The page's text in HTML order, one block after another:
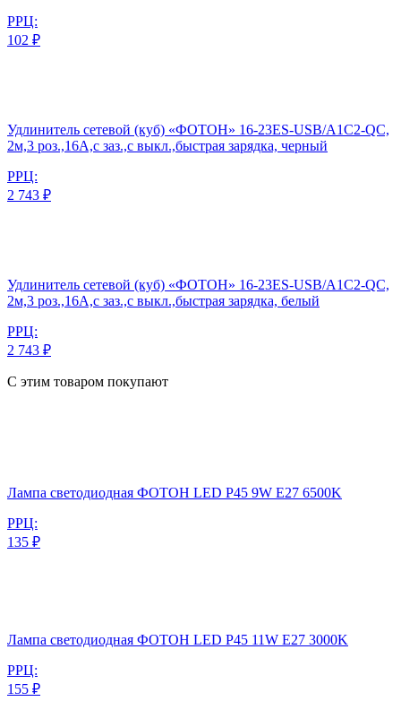
РРЦ:
102 ₽
Удлинитель сетевой (куб) «ФОТОН» 16-23ES-USB/A1C2-QC,
2м,3 роз.,16А,с заз.,с выкл.,быстрая зарядка, черный
РРЦ:
2 743 ₽
Удлинитель сетевой (куб) «ФОТОН» 16-23ES-USB/A1C2-QC,
2м,3 роз.,16А,с заз.,с выкл.,быстрая зарядка, белый
РРЦ:
2 743 ₽
С этим товаром покупают
Лампа светодиодная ФОТОН LED P45 9W E27 6500K
РРЦ:
135 ₽
Лампа светодиодная ФОТОН LED P45 11W E27 3000K
РРЦ:
155 ₽